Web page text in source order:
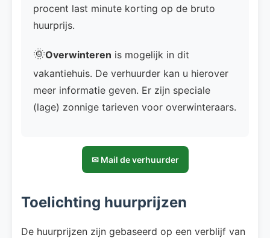
procent last minute korting op de bruto
huurprijs.
🌞Overwinteren is mogelijk in dit
vakantiehuis. De verhuurder kan u hierover
meer informatie geven. Er zijn speciale
(lage) zonnige tarieven voor overwinteraars.
✉ Mail de verhuurder
Toelichting huurprijzen
De huurprijzen zijn gebaseerd op een verblijf van